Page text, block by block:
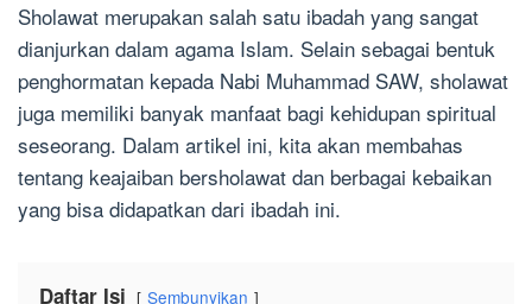
Sholawat merupakan salah satu ibadah yang sangat
dianjurkan dalam agama Islam. Selain sebagai bentuk
penghormatan kepada Nabi Muhammad SAW, sholawat
juga memiliki banyak manfaat bagi kehidupan spiritual
seseorang. Dalam artikel ini, kita akan membahas
tentang keajaiban bersholawat dan berbagai kebaikan
yang bisa didapatkan dari ibadah ini.
Daftar Isi Sembunyikan